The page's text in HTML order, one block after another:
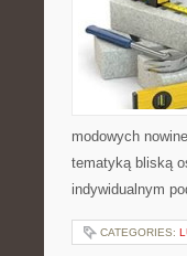
modowych
tematyką bliską
indywidualnym
CATEGORIES: